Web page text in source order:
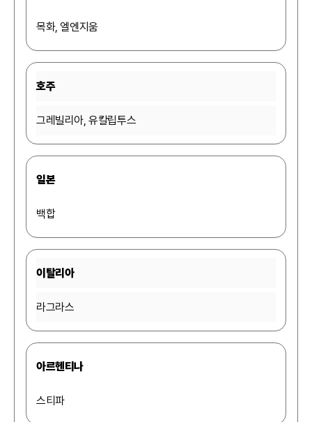
목화, 엘엔지움
호주
그레빌리아, 유칼립투스
일본
백합
이탈리아
라그라스
아르헨티나
스티파